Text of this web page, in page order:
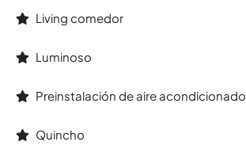
Living comedor
Luminoso
Preinstalación de aire acondicionado
Quincho